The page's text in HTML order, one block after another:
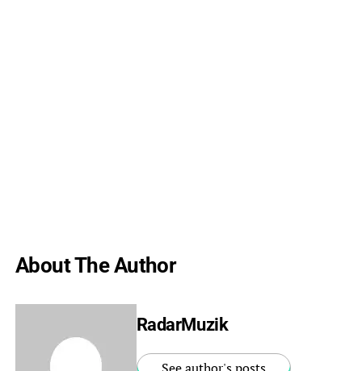
About The Author
RadarMuzik